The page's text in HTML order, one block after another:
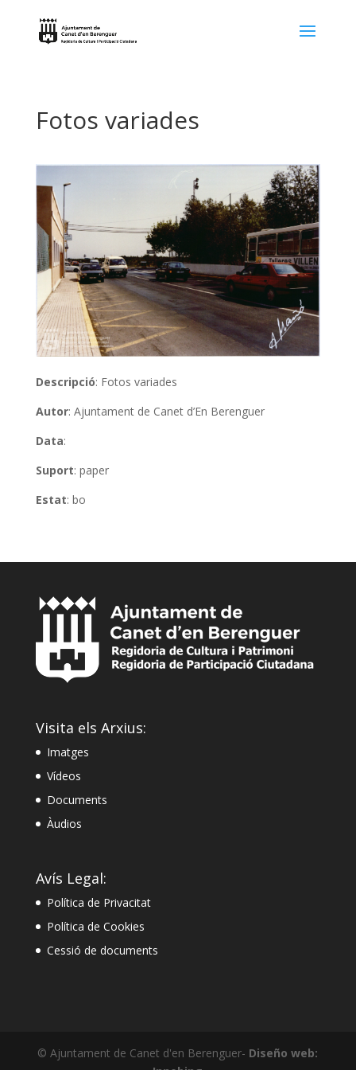
Fotos variades
Descripció: Fotos variades
Autor: Ajuntament de Canet d’En Berenguer
Data:
Suport: paper
Estat: bo
Visita els Arxius:
Imatges
Vídeos
Documents
Àudios
Avís Legal:
Política de Privacitat
Política de Cookies
Cessió de documents
© Ajuntament de Canet d'en Berenguer- Diseño web: